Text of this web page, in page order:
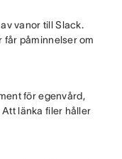
vanor till Slack.
får påminnelser om
för egenvård,
länka filer håller